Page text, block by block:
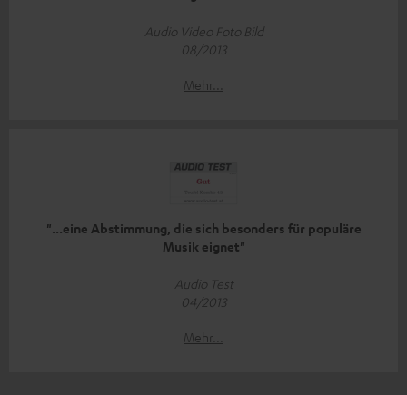
Audio Video Foto Bild
08/2013
Mehr...
"...eine Abstimmung, die sich besonders für populäre
Musik eignet"
Audio Test
04/2013
Mehr...